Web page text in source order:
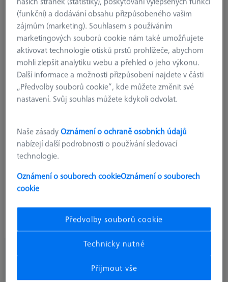
(funkční) a dodávání obsahu přizpůsobeného vašim
zájmům (marketing). Souhlasem s používáním
marketingových souborů cookie nám také umožňujete
aktivovat technologie otisků prstů prohlížeče, abychom
mohli zlepšit analytiku webu a přehled o jeho výkonu.
Další informace a možnosti přizpůsobení najdete v části
„Předvolby souborů cookie“, kde můžete změnit své
nastavení. Svůj souhlas můžete kdykoli odvolat.
Naše zásadyOznámení o ochraně osobních údajů
nabízejí další podrobnosti o používání sledovací
technologie.
Oznámení o souborech cookieOznámení o souborech
cookie
Předvolby souborů cookie
Technicky nutné
Přijmout vše